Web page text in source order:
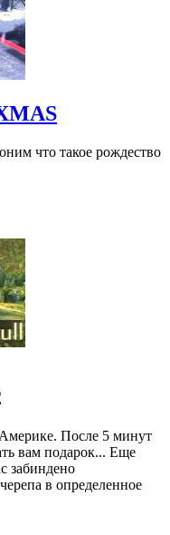
что такое рождество
После 5 минут
вам подарок... Еще
забиндено
в определенное